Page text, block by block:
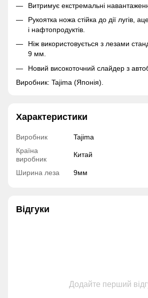
Витримує екстремальні
Рукоятка ножа стійка до дії лугів,
і нафтопродуктів.
Ніж використовується з лезами
9 мм.
Новий високоточний слайдер з
Виробник: Tajima (Японія).
Характеристики
Виробник
Tajima
Країна
виробник
Китай
Ширина леза 9мм
Відгуки
Додайте перший